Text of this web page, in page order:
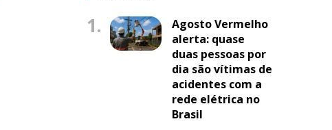
1.
Agosto Vermelho
alerta: quase
duas pessoas por
dia são vítimas de
acidentes com a
rede elétrica no
Brasil